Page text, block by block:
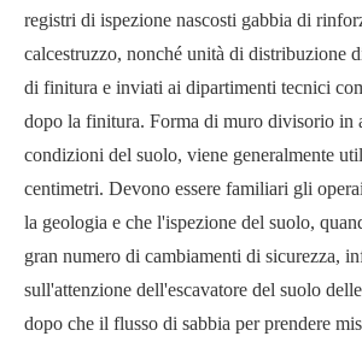
registri di ispezione nascosti gabbia di
calcestruzzo, nonché unità di distribuzione
di finitura e inviati ai dipartimenti tecnici
dopo la finitura. Forma di muro divisorio in
condizioni del suolo, viene generalmente
centimetri. Devono essere familiari gli
la geologia e che l'ispezione del suolo,
gran numero di cambiamenti di sicurezza,
sull'attenzione dell'escavatore del suolo
dopo che il flusso di sabbia per prendere